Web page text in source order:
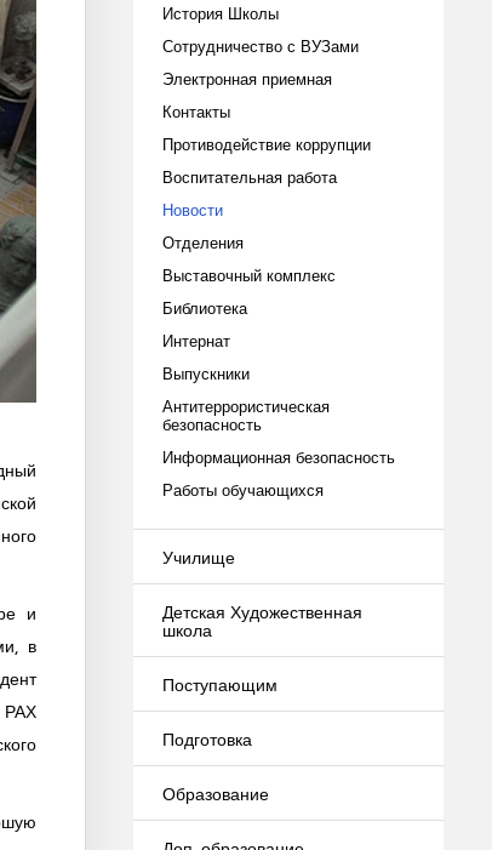
и
в
РАХ
История Школы
Сотрудничество с ВУЗами
Электронная приемная
Контакты
Противодействие коррупции
Воспитательная работа
Новости
Отделения
Выставочный комплекс
Библиотека
Интернат
Выпускники
Антитеррористическая
безопасность
Информационная безопасность
Работы обучающихся
Училище
Детская Художественная
школа
Поступающим
Подготовка
Образование